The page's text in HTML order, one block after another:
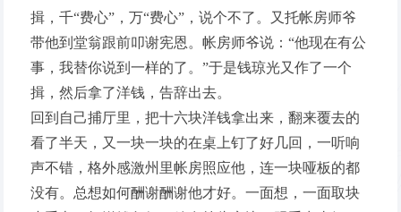
揖，千“费心”，万“费心”，说个不了。又托帐房师爷
带他到堂翁跟前叩谢宪恩。帐房师爷说：“他现在有公
事，我替你说到一样的了。”于是钱琼光又作了一个
揖，然后拿了洋钱，告辞出去。
回到自己捕厅里，把十六块洋钱拿出来，翻来覆去的
看了半天，又一块一块的在桌上钉了好几回，一听响
声不错，格外感激州里帐房照应他，连一块哑板的都
没有。总想如何酬谢酬谢他才好。一面想，一面取块